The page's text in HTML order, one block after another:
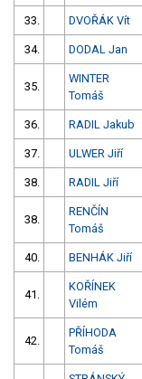
33. DVOŘÁK Vít
34. DODAL Jan
35.
WINTER
Tomáš
36. RADIL Jakub
37. ULWER Jiří
38. RADIL Jiří
38.
RENČÍN
Tomáš
40. BENHÁK Jiří
41.
KOŘÍNEK
Vilém
42.
PŘÍHODA
Tomáš